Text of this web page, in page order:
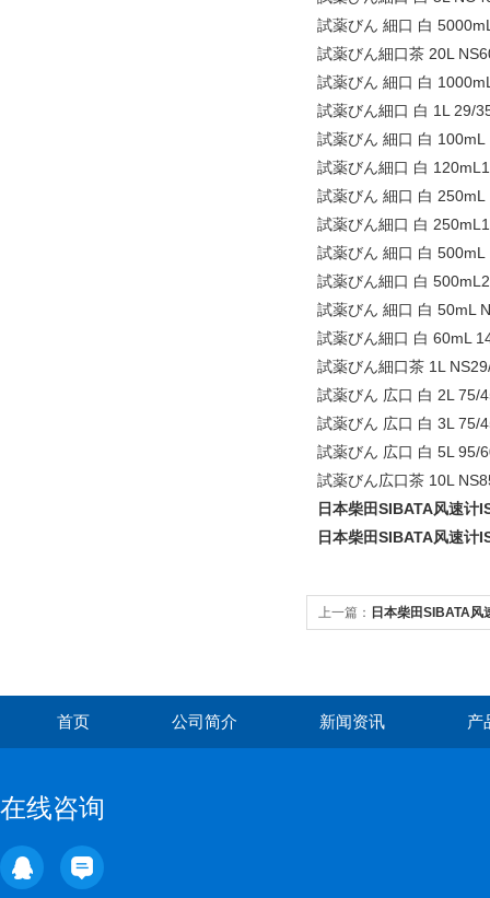
試薬びん 細口 白
試薬びん細口茶 20L
試薬びん 細口 白
試薬びん細口 白 1L 29/
試薬びん 細口 白
試薬びん細口 白
試薬びん 細口 白
試薬びん細口 白
試薬びん 細口 白
試薬びん細口 白
試薬びん 細口 白 50mL
試薬びん細口 白 60mL
試薬びん細口茶 1L
試薬びん 広口 白 2L 75/
試薬びん 広口 白 3L 75/
試薬びん 広口 白 5L 95/
試薬びん広口茶 10L
日本柴田SIBATA风速计
日本柴田SIBATA风速计
上一篇： 日本柴田SIBATA风
首页 公司简介 新闻资讯 产
在线咨询